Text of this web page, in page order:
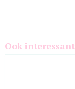
Ook interessant